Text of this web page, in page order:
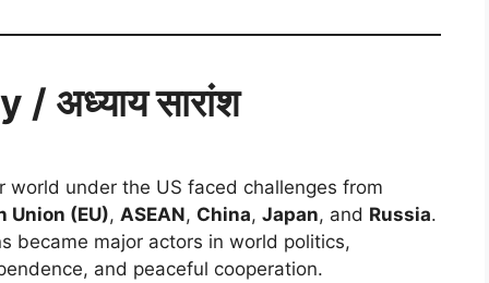
अध्याय सारांश
under the US faced challenges from
Union (EU), ASEAN, China, Japan, and Russia.
became major actors in world politics,
and peaceful cooperation.